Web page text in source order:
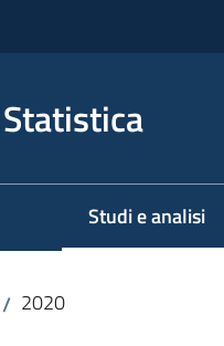
Statistica
Studi e analisi
Menu selezionato
/ 2020